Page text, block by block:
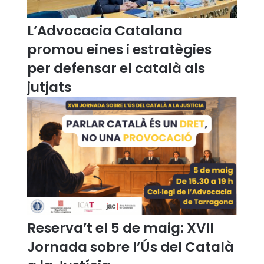
o
n
s
l
l
l
’
A
d
o
c
a
c
i
a
C
a
L’Advocacia Catalana
promou eines i estratègies
per defensar el català als
jutjats
Reserva’t el 5 de maig: XVII
Jornada sobre l’Ús del Català